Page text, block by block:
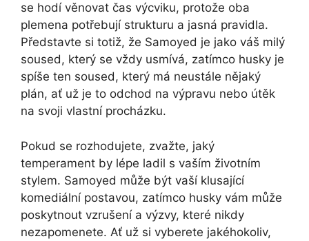
se hodí věnovat čas výcviku, protože oba
plemena potřebují strukturu a jasná pravidla.
Představte si totiž, že Samoyed je jako váš milý
soused, který se vždy usmívá, zatímco husky je
spíše ten soused, který má neustále nějaký
plán, ať už je to odchod na výpravu nebo útěk
na svoji vlastní procházku.
Pokud se rozhodujete, zvažte, jaký
temperament by lépe ladil s vaším životním
stylem. Samoyed může být vaší klusající
komediální postavou, zatímco husky vám může
poskytnout vzrušení a výzvy, které nikdy
nezapomenete. Ať už si vyberete jakéhokoliv,